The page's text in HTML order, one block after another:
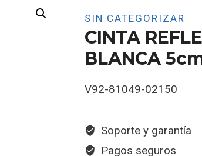
SIN CATEGORIZAR
CINTA
BLANCA
V92-81049-02150
Soporte y garantía
Pagos seguros